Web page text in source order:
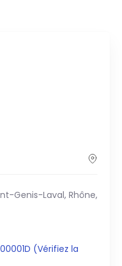
Genis-Laval, Rhône,
(Vérifiez la